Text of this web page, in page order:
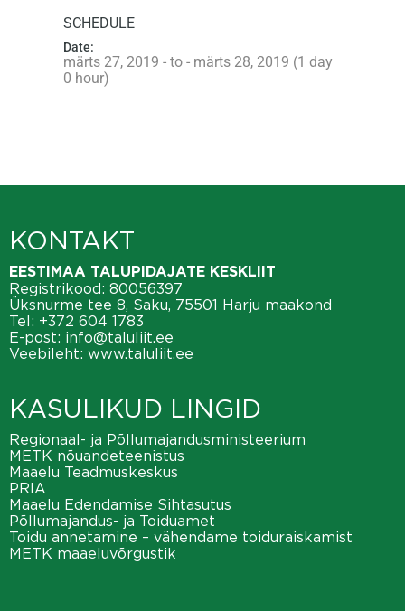
SCHEDULE
Date:
märts 27, 2019 - to - märts 28, 2019 (1 day
0 hour)
KONTAKT
EESTIMAA TALUPIDAJATE KESKLIIT
Registrikood: 80056397
Üksnurme tee 8, Saku, 75501 Harju maakond
Tel: +372 604 1783
E-post: info@taluliit.ee
Veebileht: www.taluliit.ee
KASULIKUD LINGID
Regionaal- ja Põllumajandusministeerium
METK nõuandeteenistus
Maaelu Teadmuskeskus
PRIA
Maaelu Edendamise Sihtasutus
Põllumajandus- ja Toiduamet
Toidu annetamine – vähendame toiduraiskamist
METK maaeluvõrgustik